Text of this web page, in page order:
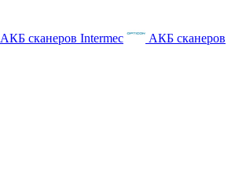
АКБ сканеров Intermec
АКБ сканеров